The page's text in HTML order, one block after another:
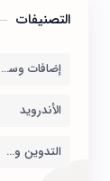
التصنيفات
إضافات وسكربتات
الأندرويد
التدوين والسيو